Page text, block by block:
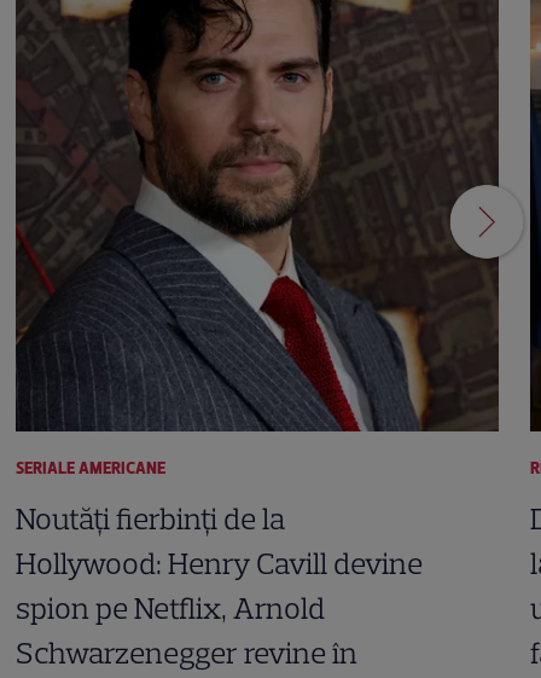
SERIALE AMERICANE
Noutăți fierbinți de la
Hollywood: Henry Cavill devine
spion pe Netflix, Arnold
Schwarzenegger revine în